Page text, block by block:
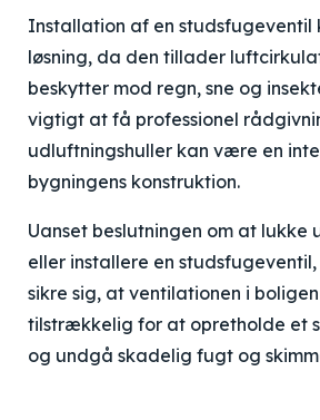
Installation af en
løsning, da den tillader
beskytter mod regn, sne og
vigtigt at få professionel
udluftningshuller kan være en
bygningens konstruktion.
Uanset beslutningen om at lukke
eller installere en
sikre sig, at ventilationen i
tilstrækkelig for at opretholde et
og undgå skadelig fugt og